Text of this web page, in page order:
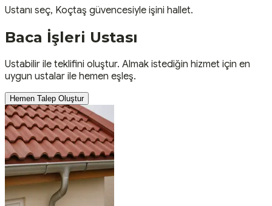
Ustanı seç, Koçtaş güvencesiyle işini hallet.
Baca İşleri Ustası
Ustabilir ile teklifini oluştur. Almak istediğin hizmet için en
uygun ustalar ile hemen eşleş.
Hemen Talep Oluştur